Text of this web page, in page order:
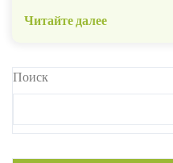
Читайте далее
Поиск